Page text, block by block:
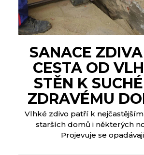
SANACE
CESTA OD
STĚN K
ZDRAVÉMU
Vlhké zdivo patří k
starších domů i některých
Projevuje se